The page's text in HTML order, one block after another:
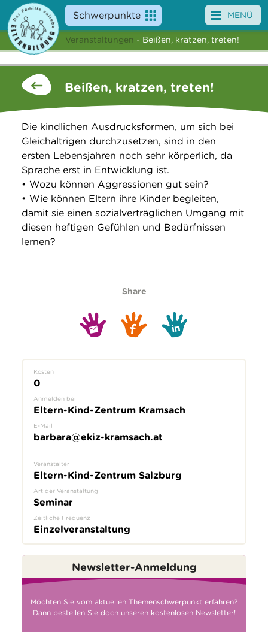
Schwerpunkte
Angebote
Veranstaltungen
Service
Über uns
Suche
MENÜ
Veranstaltungen - Beißen, kratzen, treten!
Beißen, kratzen, treten!
Die kindlichen Ausdrucksformen, um sich bei
Gleichaltrigen durchzusetzen, sind in den
ersten Lebensjahren noch sehr körperlich, da
Sprache erst in Entwicklung ist.
• Wozu können Aggressionen gut sein?
• Wie können Eltern ihre Kinder begleiten,
damit sie einen sozialverträglichen Umgang mit
diesen heftigen Gefühlen und Bedürfnissen
lernen?
Share
Kosten
0
Anmelden bei
Eltern-Kind-Zentrum Kramsach
E-Mail
barbara@ekiz-kramsach.at
Veranstalter
Eltern-Kind-Zentrum Salzburg
Art der Veranstaltung
Seminar
Zeitliche Frequenz
Einzelveranstaltung
Newsletter-Anmeldung
Möchten Sie vom aktuellen Themenschwerpunkt erfahren?
Dann bestellen Sie doch unseren kostenlosen Newsletter!